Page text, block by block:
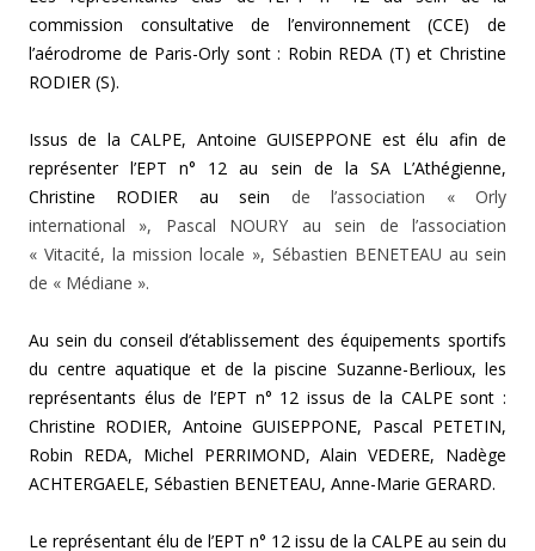
commission consultative de l’environnement (CCE) de
l’aérodrome de Paris-Orly sont : Robin REDA (T) etChristine
RODIER (S).
Issus de la CALPE, Antoine GUISEPPONE est élu afin de
représenter l’EPT n° 12 au sein de la SA L’Athégienne,
Christine RODIER au sein de l’association « Orly
international », Pascal NOURY au sein de l’association
« Vitacité, la mission locale », Sébastien BENETEAU au sein
de « Médiane ».
Au sein du conseil d’établissement deséquipements sportifs
du centre aquatique et de la piscine Suzanne-Berlioux, les
représentants élus de l’EPT n° 12 issus de la CALPE sont :
Christine RODIER, Antoine GUISEPPONE, Pascal PETETIN,
Robin REDA, Michel PERRIMOND,Alain VEDERE, Nadège
ACHTERGAELE, Sébastien BENETEAU, Anne-Marie GERARD.
Le représentant élu de l’EPT n° 12 issu de la CALPE au sein du